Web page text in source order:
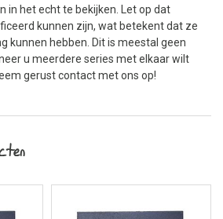
in het echt te bekijken. Let op dat
kunnen zijn, wat betekent dat ze
kunnen hebben. Dit is meestal geen
u meerdere series met elkaar wilt
gerust contact met ons op!